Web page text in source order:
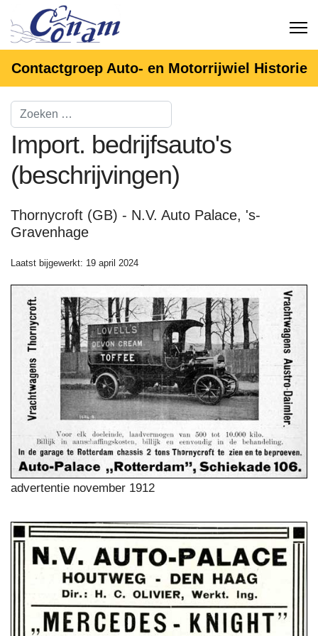
Contactgroep Auto- en Motorrijwiel Historie
Import. bedrijfsauto's
(beschrijvingen)
Thornycroft (GB) - N.V. Auto Palace, 's-
Gravenhage
Laatst bijgewerkt: 19 april 2024
advertentie november 1912